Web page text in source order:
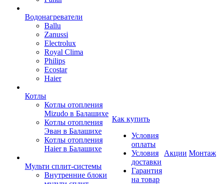
Водонагреватели
Ballu
Zanussi
Electrolux
Royal Clima
Philips
Ecostar
Haier
Котлы
Котлы отопления
Mizudo в Балашихе
Котлы отопления
Эван в Балашихе
Котлы отопления
Haier в Балашихе
Мульти сплит-системы
Внутренние блоки
Как купить
Условия
оплаты
Условия
доставки
Гарантия
на товар
Акции Монтаж